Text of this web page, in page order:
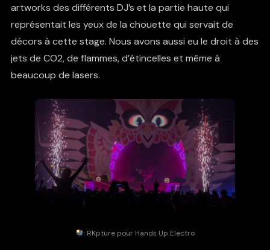
artworks des différents DJ’s et la partie haute qui
représentait les yeux de la chouette qui servait de
décors à cette stage. Nous avons aussi eu le droit à des
jets de CO2, de flammes, d’étincelles et même à
beaucoup de lasers.
: RKpturepour Hands Up Electro